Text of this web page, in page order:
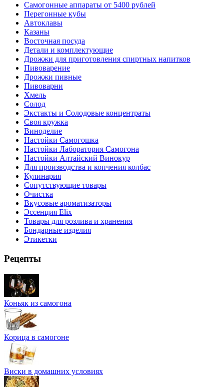
Самогонные аппараты от 5400 рублей
Перегонные кубы
Автоклавы
Казаны
Восточная посуда
Детали и комплектующие
Дрожжи для приготовления спиртных напитков
Пивоварение
Дрожжи пивные
Пивоварни
Хмель
Солод
Экстакты и Солодовые концентраты
Своя кружка
Виноделие
Настойки Самогошка
Настойки Лаборатория Самогона
Настойки Алтайский Винокур
Для производства и копчения колбас
Кулинария
Сопутствующие товары
Очистка
Вкусовые ароматизаторы
Эссенция Elix
Товары для розлива и хранения
Бондарные изделия
Этикетки
Рецепты
Коньяк из самогона
Корица в самогоне
Виски в домашних условиях